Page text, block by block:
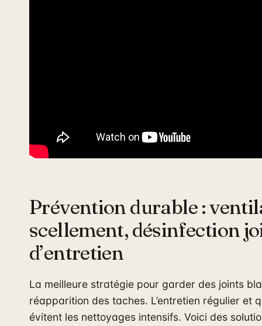
Prévention durable :
scellement, désinfection
d’entretien
La meilleure stratégie pour garder des joints
réapparition des taches. L’entretien régulier et
évitent les nettoyages intensifs. Voici des